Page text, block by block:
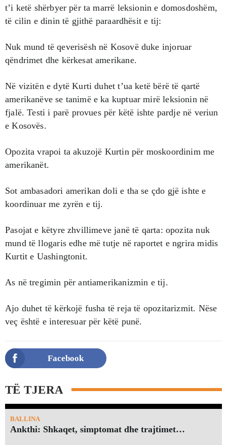
t’i ketë shërbyer për ta marrë leksionin e domosdoshëm,
të cilin e dinin të gjithë paraardhësit e tij:
Nuk mund të qeverisësh në Kosovë duke injoruar
qëndrimet dhe kërkesat amerikane.
Në vizitën e dytë Kurti duhet t’ua ketë bërë të qartë
amerikanëve se tanimë e ka kuptuar mirë leksionin në
fjalë. Testi i parë provues për këtë ishte pardje në veriun
e Kosovës.
Opozita vrapoi ta akuzojë Kurtin për moskoordinim me
amerikanët.
Sot ambasadori amerikan doli e tha se çdo gjë ishte e
koordinuar me zyrën e tij.
Pasojat e këtyre zhvillimeve janë të qarta: opozita nuk
mund të llogaris edhe më tutje në raportet e ngrira midis
Kurtit e Uashingtonit.
As në tregimin për antiamerikanizmin e tij.
Ajo duhet të kërkojë fusha të reja të opozitarizmit. Nëse
veç është e interesuar për këtë punë.
Facebook
TË TJERA
BALLINA
Ankthi: Shkaqet, simptomat dhe trajtimet…